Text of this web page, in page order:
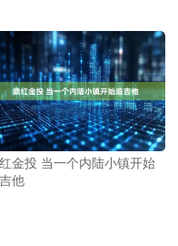
金投 当一个内陆小镇开始
他